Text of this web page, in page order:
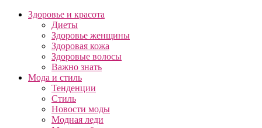
Здоровье и красота
Диеты
Здоровье женщины
Здоровая кожа
Здоровые волосы
Важно знать
Мода и стиль
Тенденции
Стиль
Новости моды
Модная леди